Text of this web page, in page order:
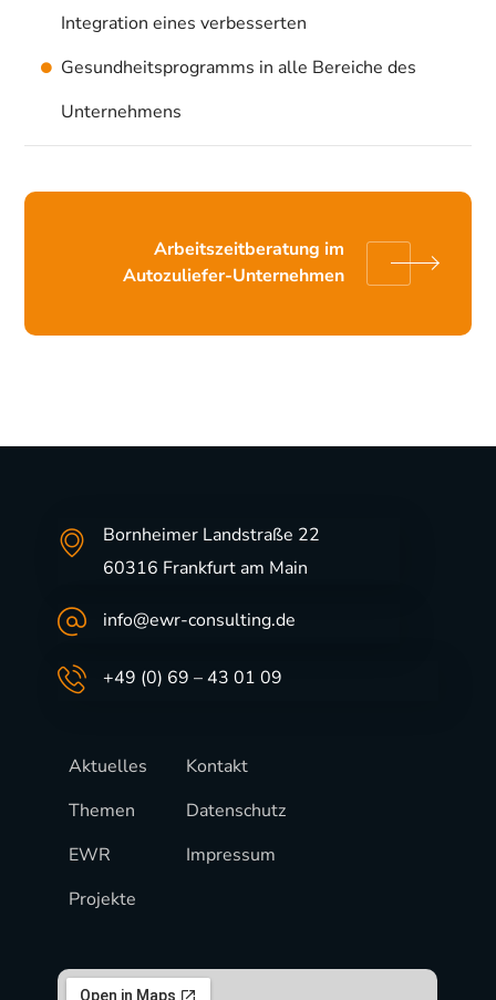
Integration eines verbesserten
Gesundheitsprogramms in alle Bereiche des
Unternehmens
Arbeitszeitberatung im
Autozuliefer-Unternehmen
Bornheimer Landstraße 22
60316 Frankfurt am Main
info@ewr-consulting.de
+49 (0) 69 – 43 01 09
Aktuelles
Themen
EWR
Projekte
Kontakt
Datenschutz
Impressum